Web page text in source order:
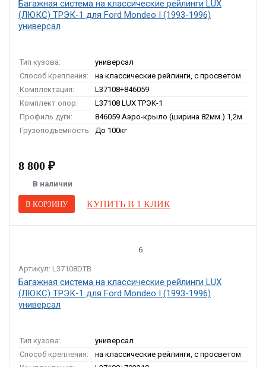
Багажная система на классические рейлинги LUX
(ЛЮКС) ТРЭК-1 для Ford Mondeo I (1993-1996)
универсал
Тип кузова:
универсал
Способ крепления:
на классические рейлинги, с просветом
Комплектация:
L37108+846059
Комплект опор:
L37108 LUX ТРЭК-1
Профиль дуги:
846059 Аэро-крыло (ширина 82мм.) 1,2м
Грузоподъемность: До 100кг
8 800 ₽
В наличии
В КОРЗИНУ КУПИТЬ В 1 КЛИК
6
Артикул: L37108DTB
Багажная система на классические рейлинги LUX
(ЛЮКС) ТРЭК-1 для Ford Mondeo I (1993-1996)
универсал
Тип кузова:
универсал
Способ крепления:
на классические рейлинги, с просветом